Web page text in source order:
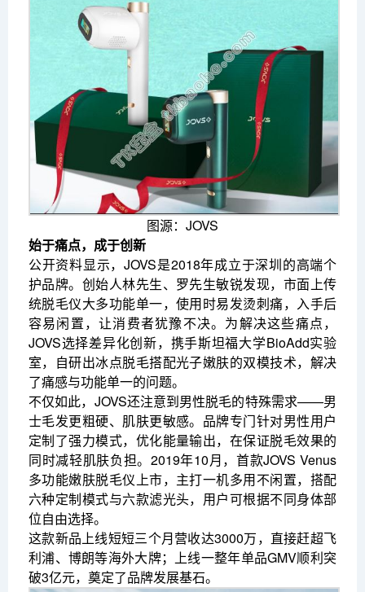
图源：JOVS
始于痛点，成于创新
公开资料显示，JOVS是2018年成立于深圳的高端个
护品牌。创始人林先生、罗先生敏锐发现，市面上传
统脱毛仪大多功能单一，使用时易发烫刺痛，入手后
容易闲置，让消费者犹豫不决。为解决这些痛点，
JOVS选择差异化创新，携手斯坦福大学BioAdd实验
室，自研出冰点脱毛搭配光子嫩肤的双模技术，解决
了痛感与功能单一的问题。
不仅如此，JOVS还注意到男性脱毛的特殊需求——男
士毛发更粗硬、肌肤更敏感。品牌专门针对男性用户
定制了强力模式，优化能量输出，在保证脱毛效果的
同时减轻肌肤负担。2019年10月，首款JOVS Venus
多功能嫩肤脱毛仪上市，主打一机多用不闲置，搭配
六种定制模式与六款滤光头，用户可根据不同身体部
位自由选择。
这款新品上线短短三个月营收达3000万，直接赶超飞
利浦、博朗等海外大牌；上线一整年单品GMV顺利突
破3亿元，奠定了品牌发展基石。